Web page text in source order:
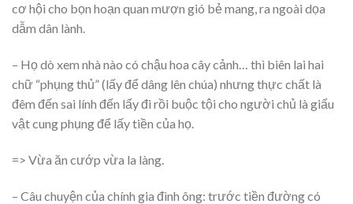
cơ hội cho bọn hoạn quan mượn gió bẻ mang, ra ngoài dọa
dẫm dân lành.
– Họ dò xem nhà nào có chậu hoa cây cảnh… thì biên lai hai
chữ “phụng thủ” (lấy để dâng lên chúa) nhưng thực chất là
đêm đến sai lính đến lấy đi rồi buộc tội cho người chủ là giấu
vật cung phụng để lấy tiền của họ.
=> Vừa ăn cướp vừa la làng.
– Câu chuyện của chính gia đình ông: trước tiền đường có